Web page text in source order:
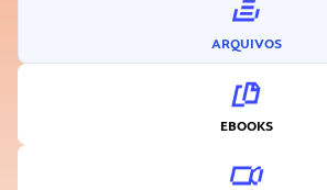
ARQUIVOS
EBOOKS